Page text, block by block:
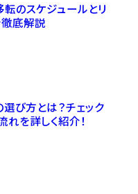
のスケジュールとリ
底解説
び方とは？チェック
れを詳しく紹介！